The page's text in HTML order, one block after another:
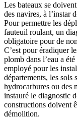
Les bateaux se
des navires, à l’instar
Pour permettre les
fauteuil roulant, un
obligatoire pour de
C’est pour éradiquer
plomb dans l’eau a
employé pour les
départements, les sols
hydrocarbures ou des
instauré le diagnostic
constructions doivent
démolition.